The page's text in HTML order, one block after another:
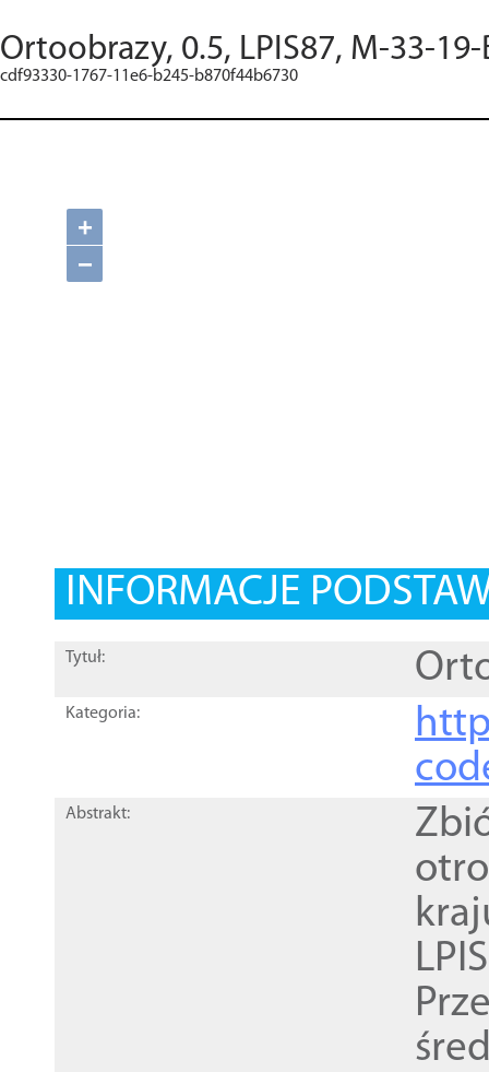
Ortoobrazy, 0.5, LPIS87, M-33-
cdf93330-1767-11e6-b245-b870f44b6730
+
−
INFORMACJE
Tytuł:
Kategoria:
Abstrakt: